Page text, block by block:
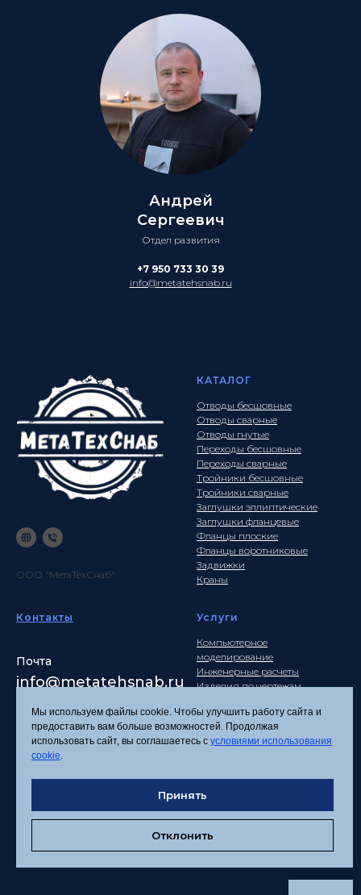
Андрей
Сергеевич
Отдел развития
+7 950 733 30 39
info@metatehsnab.ru
ООО "МетаТехСнаб"
КАТАЛОГ
Отводы бесшовные
Отводы сварные
Отводы гнутые
Переходы бесшовные
Переходы сварные
Тройники бесшовные
Тройники сварные
Заглушки эллиптические
Заглушки фланцевые
Фланцы плоские
Фланцы воротниковые
Задвижки
Краны
Контакты
Почта
info@metatehsnab.ru
Услуги
Компьютерное
моделирование
Инженерные расчеты
Изделия по чертежам
Политика
Согласие на обработку
персональных данных
Соглашение об
Мы используем файлы cookie. Чтобы улучшить работу сайта и
предоставить вам больше возможностей. Продолжая
использовать сайт, вы соглашаетесь с условиями использования
cookie.
Принять
Отклонить